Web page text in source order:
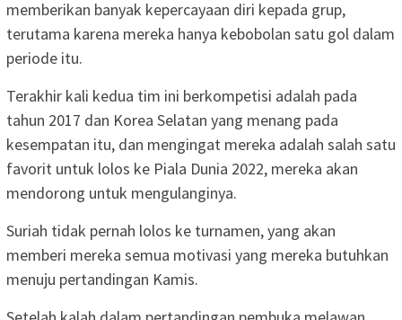
memberikan banyak kepercayaan diri kepada grup,
terutama karena mereka hanya kebobolan satu gol dalam
periode itu.
Terakhir kali kedua tim ini berkompetisi adalah pada
tahun 2017 dan Korea Selatan yang menang pada
kesempatan itu, dan mengingat mereka adalah salah satu
favorit untuk lolos ke Piala Dunia 2022, mereka akan
mendorong untuk mengulanginya.
Suriah tidak pernah lolos ke turnamen, yang akan
memberi mereka semua motivasi yang mereka butuhkan
menuju pertandingan Kamis.